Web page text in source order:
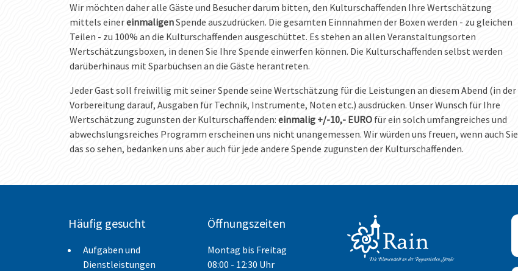
Wir möchten daher alle Gäste und Besucher darum bitten, den Kulturschaffenden Ihre Wertschätzung
mittels einereinmaligenSpende auszudrücken. Die gesamten Einnnahmen der Boxen werden - zu gleichen
Teilen - zu 100% an die Kulturschaffenden ausgeschüttet. Es stehen an allen Veranstaltungsorten
Wertschätzungsboxen, in denen Sie Ihre Spende einwerfen können. Die Kulturschaffenden selbst werden
darüberhinaus mit Sparbüchsen an die Gäste herantreten.
Jeder Gast soll freiwillig mit seiner Spende seine Wertschätzung für die Leistungen an diesem Abend (in der
Vorbereitung darauf, Ausgaben für Technik, Instrumente, Noten etc.) ausdrücken. Unser Wunsch für Ihre
Wertschätzung zugunsten der Kulturschaffenden: einmalig +/-10,- EURO für ein solch umfangreiches und
abwechslungsreiches Programm erscheinen uns nicht unangemessen. Wir würden uns freuen, wenn auch Sie
das so sehen, bedanken uns aber auch für jede andere Spende zugunsten der Kulturschaffenden.
Häufig gesucht
Aufgaben und
Dienstleistungen
Öffnungszeiten
Montag bis Freitag
08:00 - 12:30 Uhr